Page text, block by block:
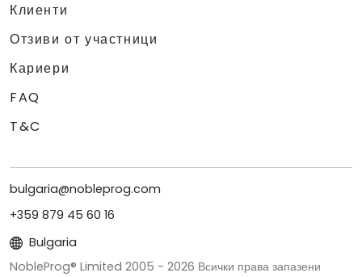
Клиенти
Отзиви от участници
Кариери
FAQ
T&C
bulgaria@nobleprog.com
+359 879 45 60 16
Bulgaria
NobleProg® Limited 2005 - 2026 Всички права запазени